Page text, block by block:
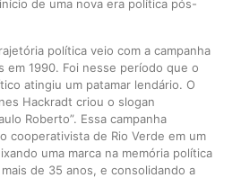
de uma nova era política pós-
política veio com a campanha
em 1990. Foi nesse período que o
atingiu um patamar lendário. O
Hackradt criou o slogan
Roberto”. Essa campanha
cooperativista de Rio Verde em um
uma marca na memória política
de 35 anos, e consolidando a